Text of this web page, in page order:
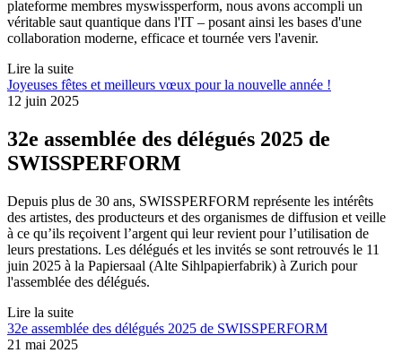
plateforme membres myswissperform, nous avons accompli un
véritable saut quantique dans l'IT – posant ainsi les bases d'une
collaboration moderne, efficace et tournée vers l'avenir.
Lire la suite
Joyeuses fêtes et meilleurs vœux pour la nouvelle année !
12 juin 2025
32e assemblée des délégués 2025 de
SWISSPERFORM
Depuis plus de 30 ans, SWISSPERFORM représente les intérêts
des artistes, des producteurs et des organismes de diffusion et veille
à ce qu’ils reçoivent l’argent qui leur revient pour l’utilisation de
leurs prestations. Les délégués et les invités se sont retrouvés le 11
juin 2025 à la Papiersaal (Alte Sihlpapierfabrik) à Zurich pour
l'assemblée des délégués.
Lire la suite
32e assemblée des délégués 2025 de SWISSPERFORM
21 mai 2025